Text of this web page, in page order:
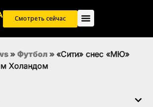
Смотреть сейчас
» Футбол » «Сити» снес «МЮ»
Холандом